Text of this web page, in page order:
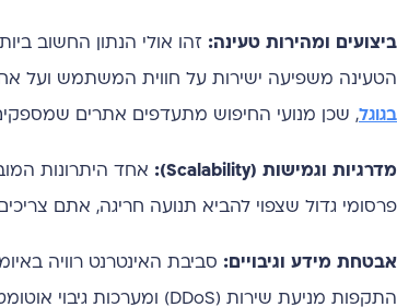
ביצועים ומהירות טעינה:
הטעינה משפיעה ישירות על חווית המשתמש ועל
בגוגל, שכן מנועי החיפוש מתעדפים אתרים
מדרגיות וגמישות (Scalability): אחד היתרונות
פרסומי גדול שצפוי להביא תנועה חריגה, אתם
אבטחת מידע וגיבויים: סביבת האינטרנט רוויה
התקפות מניעת שירות (DDoS) ומערכות גיבוי אוטומטיות שמאפשרות שחזור מהיר במקרה של אסון.